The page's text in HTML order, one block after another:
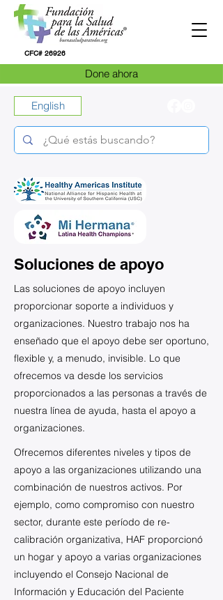
Done ahora
CFC# 26926
English
Soluciones de apoyo
Las soluciones de apoyo incluyen
proporcionar soporte a individuos y
organizaciones. Nuestro trabajo nos ha
enseñado que el apoyo debe ser oportuno,
flexible y, a menudo, invisible. Lo que
ofrecemos va desde los servicios
proporcionados a las personas a través de
nuestra línea de ayuda, hasta el apoyo a
organizaciones.
Ofrecemos diferentes niveles y tipos de
apoyo a las organizaciones utilizando una
combinación de nuestros activos. Por
ejemplo, como compromiso con nuestro
sector, durante este período de re-
calibración organizativa, HAF proporcionó
un hogar y apoyo a varias organizaciones
incluyendo el Consejo Nacional de
Información y Educación del Paciente